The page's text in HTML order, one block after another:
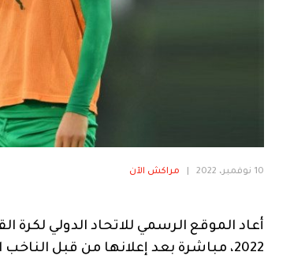
10 نوفمبر، 2022 مراكش الآن
أعاد الموقع الرسمي للاتحاد الدولي